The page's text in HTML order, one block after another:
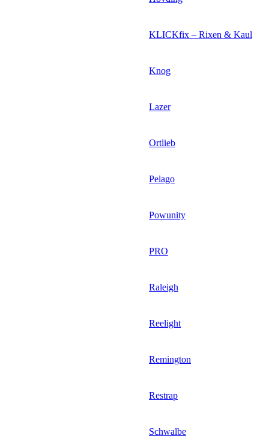
KLICKfix – Rixen & Kaul
Knog
Lazer
Ortlieb
Pelago
Powunity
PRO
Raleigh
Reelight
Remington
Restrap
Schwalbe